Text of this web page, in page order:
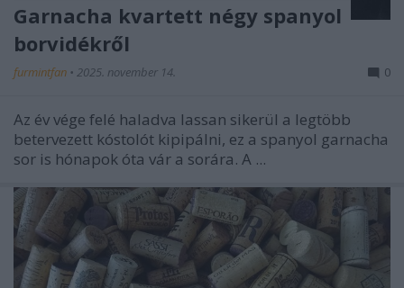
Garnacha kvartett négy spanyol
borvidékről
furmintfan • 2025. november 14. 0
Az év vége felé haladva lassan sikerül a legtöbb
betervezett kóstolót kipipálni, ez a spanyol garnacha
sor is hónapok óta vár a sorára. A ...